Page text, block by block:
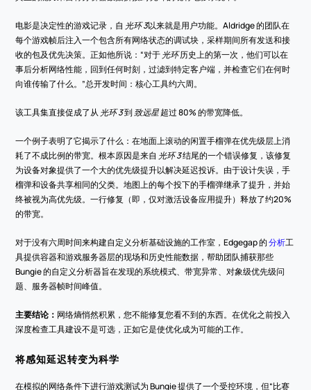
电影是决定性的游戏记录，自 光环 3以来就是用户功能。Aldridge 的团队在
每个游戏帧后注入一个包含所有网络状态的调试块，采样期间所有发送和接
收的包及优先决策。正如他所说：“对于 光环 历史上的第一次，他们可以在
事后分析网络性能，回到任何时刻，过滤到特定客户端，并检查它们在何时
向谁传输了什么。”总开发时间：核心工具约六周。
该工具集直接促成了从 光环 3 到 致远星 超过 80% 的带宽降低。
一个例子表明了它揭示了什么：在地面上滚动的闲置手榴弹在优先级层上消
耗了不成比例的带宽。根本原因是来自 光环 3 结尾的一个错误修复，该修复
为设备对象提供了一个大的优先级提升以解决延迟投诉。由于设计失误，手
榴弹和设备共享相同的父类。地图上的每个投下的手榴弹继承了提升，并始
终被视为高优先级。一行修复（即，仅对激活设备应用提升）释放了约20%
的带宽。
对于没有六周时间来构建自定义分析基础设施的工作室，Edgegap 的 分析工
具提供容器和游戏服务器层的现场和历史性能数据，帮助团队捕获那些
Bungie 的自定义分析器旨在发现的系统模式、带宽异常、对象级优先级问
题、服务器帧时间峰值。
主要结论： 网络熵悄然积累，您不能修复您看不到的东西。在优化之前投入
深度检查工具建设不是可选，正如它是使优化成为可能的工作。
将感知延迟转变为科学
在模拟的网络条件下进行游戏测试为 Bungie 提供了一个受控环境，但“比赛